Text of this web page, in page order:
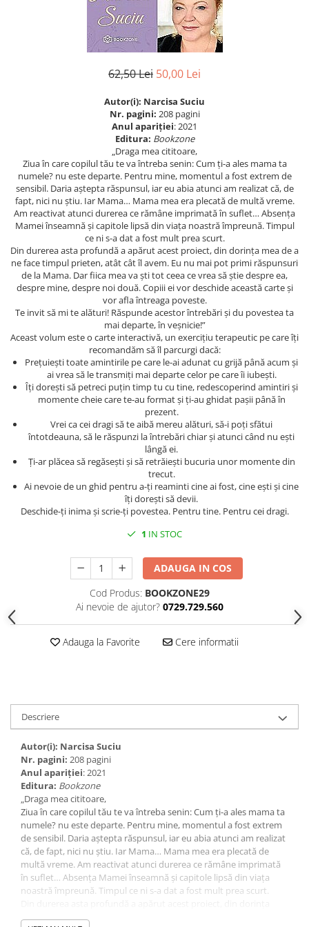
Manuale scolare/Cursuri
Proză
Psihologie
Sociologie
Spiritualitate/Ezoterism
Sport
Stiinte/Educatie
62,50 Lei 50,00 Lei
Autor(i): Narcisa Suciu
Nr. pagini: 208 pagini
Anul apariţiei: 2021
Editura: Bookzone
„Draga mea cititoare,
Ziua în care copilul tău te va întreba senin: Cum ți-a ales mama ta
numele? nu este departe. Pentru mine, momentul a fost extrem de
sensibil. Daria aștepta răspunsul, iar eu abia atunci am realizat că, de
fapt, nici nu știu. Iar Mama… Mama mea era plecată de multă vreme.
Am reactivat atunci durerea ce rămâne imprimată în suflet… Absența
Mamei înseamnă și capitole lipsă din viața noastră împreună. Timpul
ce ni s-a dat a fost mult prea scurt.
Din durerea asta profundă a apărut acest proiect, din dorința mea de a
ne face timpul prieten, atât cât îl avem. Eu nu mai pot primi răspunsuri
de la Mama. Dar fiica mea va ști tot ceea ce vrea să știe despre ea,
despre mine, despre noi două. Copiii ei vor deschide această carte și
vor afla întreaga poveste.
Te invit să mi te alături! Răspunde acestor întrebări și du povestea ta
mai departe, în veșnicie!”
Aceast volum este o carte interactivă, un exercițiu terapeutic pe care îți
recomandăm să îl parcurgi dacă:
Prețuiești toate amintirile pe care le-ai adunat cu grijă până acum și
ai vrea să le transmiți mai departe celor pe care îi iubești.
Îți dorești să petreci puțin timp tu cu tine, redescoperind amintiri și
momente cheie care te-au format și ți-au ghidat pașii până în
prezent.
Vrei ca cei dragi să te aibă mereu alături, să-i poți sfătui
întotdeauna, să le răspunzi la întrebări chiar și atunci când nu ești
lângă ei.
Ți-ar plăcea să regăsești și să retrăiești bucuria unor momente din
trecut.
Ai nevoie de un ghid pentru a-ți reaminti cine ai fost, cine ești și cine
îți dorești să devii.
Deschide-ți inima și scrie-ți povestea. Pentru tine. Pentru cei dragi.
1 IN STOC
ADAUGA IN COS
Cod Produs: BOOKZONE29
Ai nevoie de ajutor? 0729.729.560
Adauga la Favorite Cere informatii
Descriere
Autor(i): Narcisa Suciu
Nr. pagini: 208 pagini
Anul apariţiei: 2021
Editura: Bookzone
„Draga mea cititoare,
Ziua în care copilul tău te va întreba senin: Cum ți-a ales mama ta
numele? nu este departe. Pentru mine, momentul a fost extrem
de sensibil. Daria aștepta răspunsul, iar eu abia atunci am realizat
că, de fapt, nici nu știu. Iar Mama… Mama mea era plecată de
multă vreme. Am reactivat atunci durerea ce rămâne imprimată
în suflet… Absența Mamei înseamnă și capitole lipsă din viața
noastră împreună. Timpul ce ni s-a dat a fost mult prea scurt.
mea de a ne face timpul prieten, atât cât îl avem. Eu nu mai pot